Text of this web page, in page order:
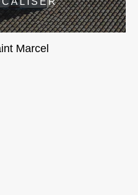
Marcel